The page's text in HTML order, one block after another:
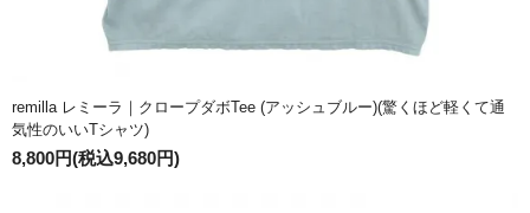
remilla レミーラ｜クロープダボTee (アッシュブルー)(驚くほど軽くて通
気性のいいTシャツ)
8,800円(税込9,680円)